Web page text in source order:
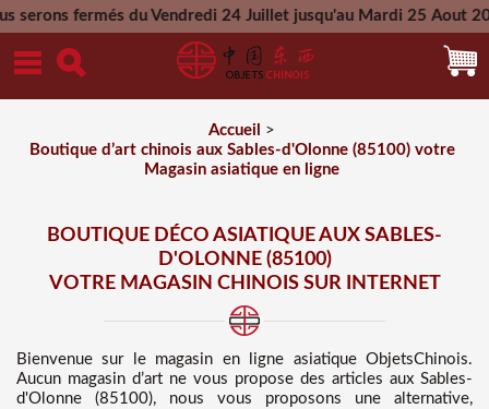
du Vendredi 24 Juillet jusqu'au Mardi 25 Aout 2026 -
Mercredi 26 Aout 2026
Accueil
>
Boutique d’art chinois aux Sables-d'Olonne (85100) votre
Magasin asiatique en ligne
BOUTIQUE DÉCO ASIATIQUE AUX SABLES-
D'OLONNE (85100)
VOTRE MAGASIN CHINOIS SUR INTERNET
Bienvenue sur le magasin en ligne asiatiqueObjetsChinois.
Aucun magasin d’art ne vous propose des articles aux Sables-
d'Olonne (85100), nous vous proposons une alternative,